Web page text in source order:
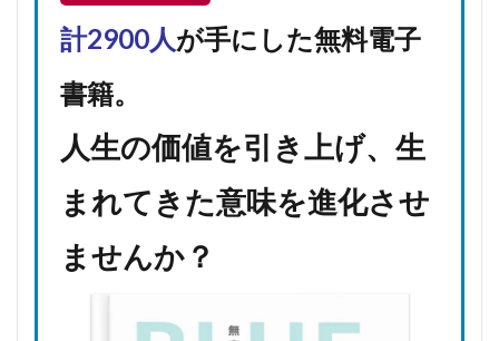
計2900人が手にした無料電子
書籍。
人生の価値を引き上げ、生
まれてきた意味を進化させ
ませんか？